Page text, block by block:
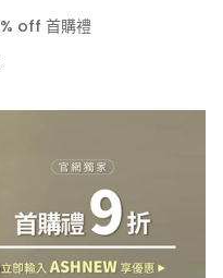
off 首購禮